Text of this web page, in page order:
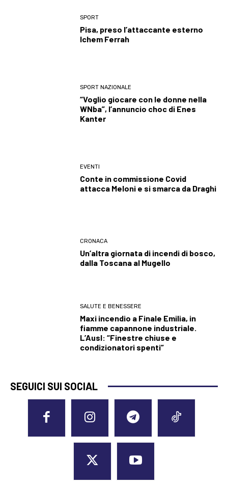
SPORT
Pisa, preso l’attaccante esterno
Ichem Ferrah
SPORT NAZIONALE
“Voglio giocare con le donne nella
WNba”, l’annuncio choc di Enes
Kanter
EVENTI
Conte in commissione Covid
attacca Meloni e si smarca da Draghi
CRONACA
Un’altra giornata di incendi di bosco,
dalla Toscana al Mugello
SALUTE E BENESSERE
Maxi incendio a Finale Emilia, in
fiamme capannone industriale.
L’Ausl: “Finestre chiuse e
condizionatori spenti”
SEGUICI SUI SOCIAL